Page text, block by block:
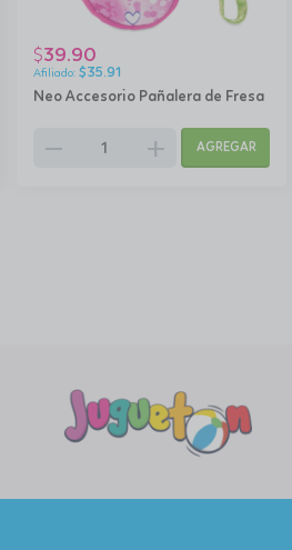
Neo Accesorio Pañalera de Fresa
$39.90
$35.91
remove add AGREGAR